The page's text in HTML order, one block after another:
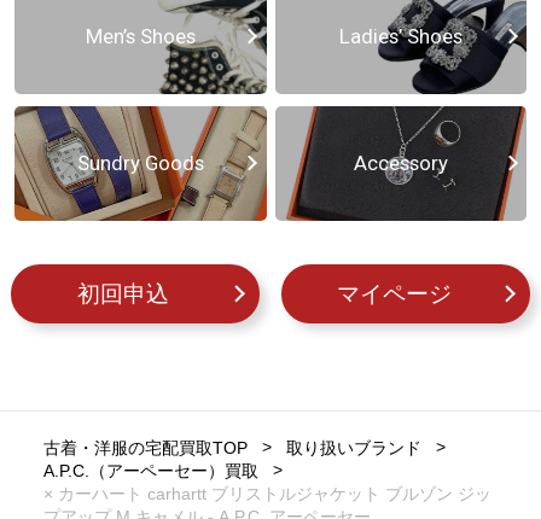
Men’s Shoes Ladies’ Shoes
Sundry Goods Accessory
初回申込 マイページ
古着・洋服の宅配買取TOP
取り扱いブランド
A.P.C.（アーペーセー）買取
× カーハート carhartt ブリストルジャケット ブルゾン ジッ